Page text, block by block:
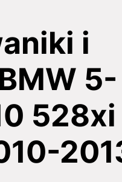
i
5-
528xi